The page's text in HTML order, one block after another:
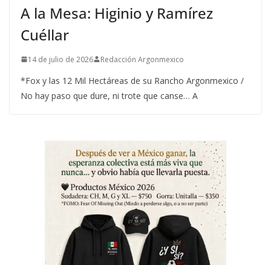
A la Mesa: Higinio y Ramírez
Cuéllar
14 de julio de 2026 Redacción Argonmexico
*Fox y las 12 Mil Hectáreas de su Rancho Argonmexico /
No hay paso que dure, ni trote que canse… A